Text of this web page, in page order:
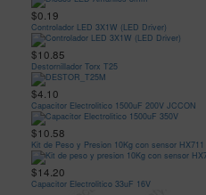
$0.19
Controlador LED 3X1W (LED Driver)
$10.85
Destornillador Torx T25
$4.10
Capacitor Electrolitico 1500uF 200V JCCON
$10.58
Kit de Peso y Presion 10Kg con sensor HX711
$14.20
Capacitor Electrolitico 33uF 16V